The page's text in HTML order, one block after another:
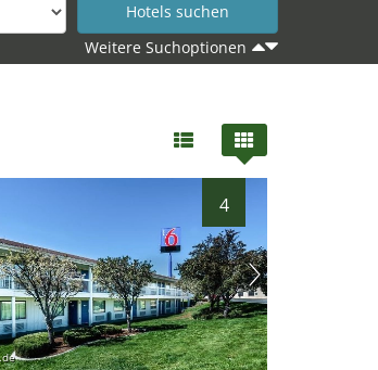
Weitere Suchoptionen
4